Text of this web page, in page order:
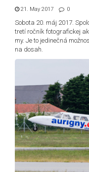
21. May 2017 0
Sobota 20. máj 2017.
tretí ročník fotografickej
my. Je to jedinečná
na dosah.